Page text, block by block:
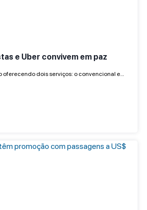
e Uber convivem em paz
oferecendo dois serviços: o convencional e…